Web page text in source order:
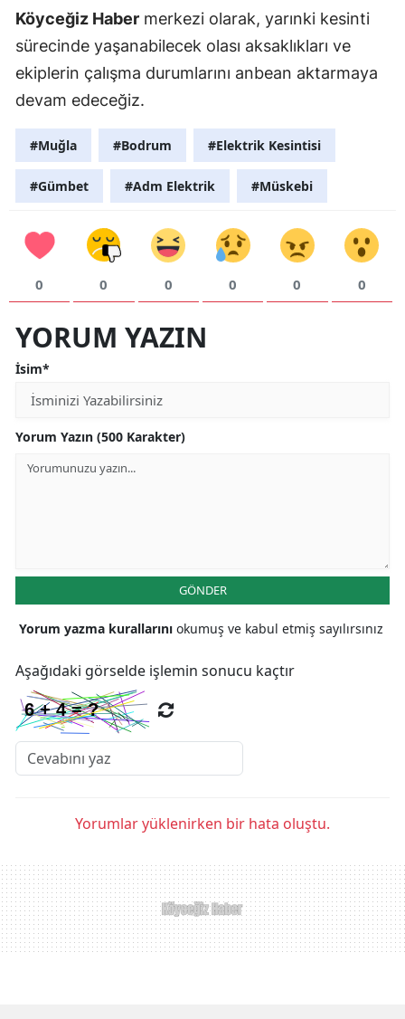
Köyceğiz Haber merkezi olarak, yarınki kesinti
sürecinde yaşanabilecek olası aksaklıkları ve
ekiplerin çalışma durumlarını anbean aktarmaya
devam edeceğiz.
#Muğla #Bodrum #Elektrik Kesintisi
#Gümbet #Adm Elektrik #Müskebi
0 0 0 0 0 0
YORUM YAZIN
İsim*
Yorum Yazın (500 Karakter)
GÖNDER
Yorum yazma kurallarını okumuş ve kabul etmiş sayılırsınız
Aşağıdaki görselde işlemin sonucu kaçtır
Yorumlar yüklenirken bir hata oluştu.